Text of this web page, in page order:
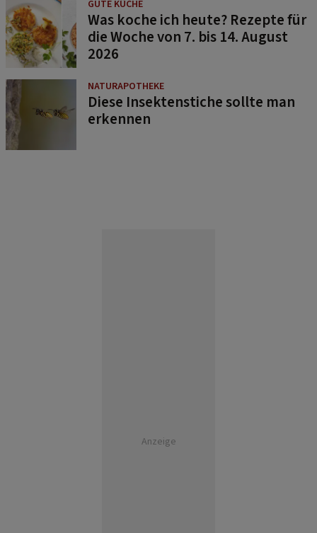
GUTE KÜCHE
Was koche ich heute? Rezepte für
die Woche von 7. bis 14. August
2026
NATURAPOTHEKE
Diese Insektenstiche sollte man
erkennen
Anzeige